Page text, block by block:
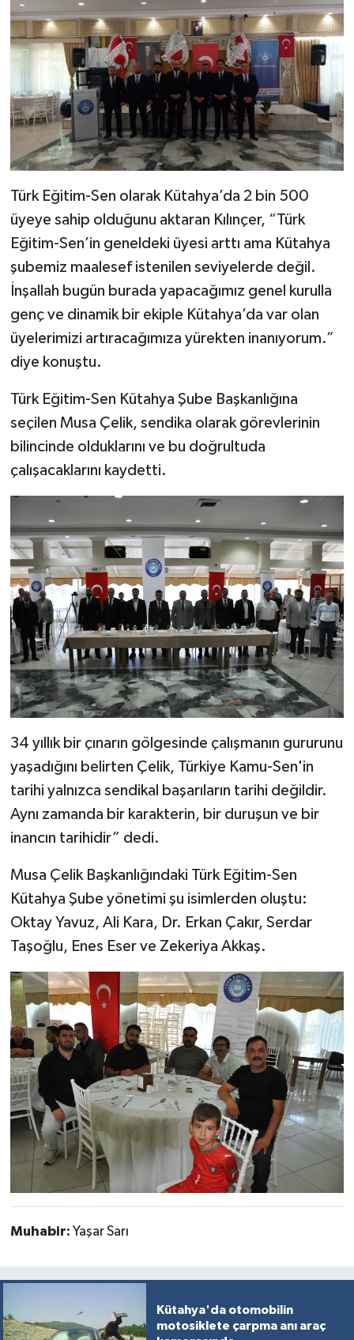
Türk Eğitim-Sen olarak Kütahya’da 2 bin 500
üyeye sahip olduğunu aktaran Kılınçer, “Türk
Eğitim-Sen’in geneldeki üyesi arttı ama Kütahya
şubemiz maalesef istenilen seviyelerde değil.
İnşallah bugün burada yapacağımız genel kurulla
genç ve dinamik bir ekiple Kütahya’da var olan
üyelerimizi artıracağımıza yürekten inanıyorum.”
diye konuştu.
Türk Eğitim-Sen Kütahya Şube Başkanlığına
seçilen Musa Çelik, sendika olarak görevlerinin
bilincinde olduklarını ve bu doğrultuda
çalışacaklarını kaydetti.
34 yıllık bir çınarın gölgesinde çalışmanın gururunu
yaşadığını belirten Çelik, Türkiye Kamu-Sen'in
tarihi yalnızca sendikal başarıların tarihi değildir.
Aynı zamanda bir karakterin, bir duruşun ve bir
inancın tarihidir” dedi.
Musa Çelik Başkanlığındaki Türk Eğitim-Sen
Kütahya Şube yönetimi şu isimlerden oluştu:
Oktay Yavuz, Ali Kara, Dr. Erkan Çakır, Serdar
Taşoğlu, Enes Eser ve Zekeriya Akkaş.
Muhabir: Yaşar Sarı
Kütahya'da otomobilin
motosiklete çarpma anı araç
Sağlık
Şaphane
Simav
Siyaset
Spor
Tavşanlı
Teknoloji
Türkiye
Video Galeri
Yaşam